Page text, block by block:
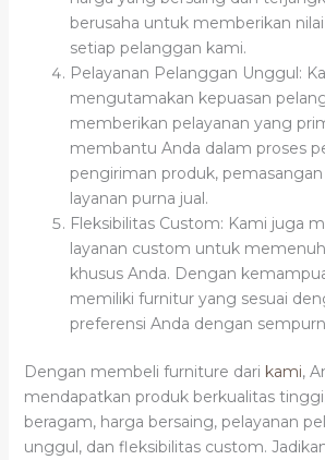
berusaha untuk memberikan
setiap pelanggan kami.
Pelayanan Pelanggan Unggul:
mengutamakan kepuasan
memberikan pelayanan yang
membantu Anda dalam proses
pengiriman produk,
layanan purna jual.
Fleksibilitas Custom: Kami juga
layanan custom untuk
khusus Anda. Dengan
memiliki furnitur yang sesuai
preferensi Anda dengan
Dengan membeli furniture dari kami,
mendapatkan produk berkualitas
beragam, harga bersaing, pelayanan
unggul, dan fleksibilitas custom.